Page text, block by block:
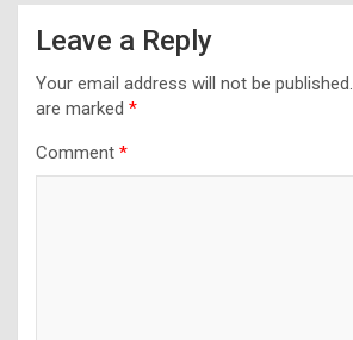
Leave a Reply
Your email address will not be published.
are marked *
Comment *